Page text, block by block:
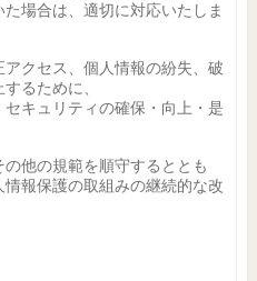
場合は、適切に対応いたしま
クセス、個人情報の紛失、破
るために、
キュリティの確保・向上・是
他の規範を順守するととも
報保護の取組みの継続的な改